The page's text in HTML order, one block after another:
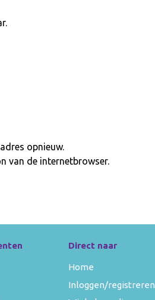
opnieuw.
van de internetbrowser.
Direct naar
Home
Inloggen/registreren